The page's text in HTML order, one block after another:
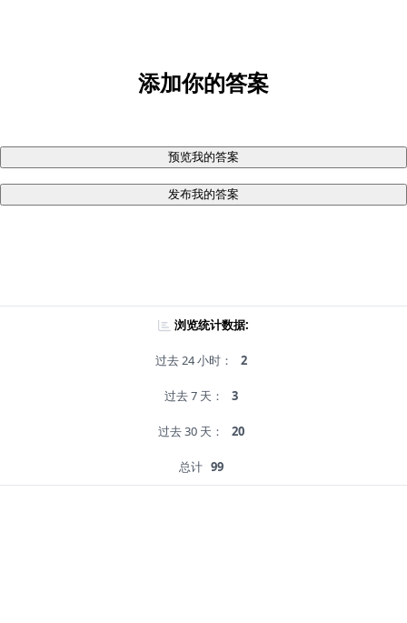
添加你的答案
预览我的答案
发布我的答案
浏览统计数据:
过去 24 小时： 2
过去 7 天： 3
过去 30 天： 20
总计 99